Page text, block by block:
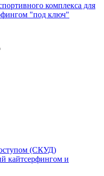
комплекса для
"под ключ"
(СКУД)
кайтсерфингом и